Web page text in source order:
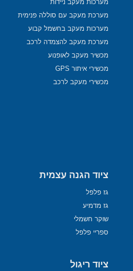
מערכות מעקב ניידות
מערכת מעקב עם סוללה פנימית
מערכות מעקב בחשמל קבוע
מערכת מעקב להצמדה לרכב
מכשיר מעקב לאופנוע
מכשירי איתור GPS
מכשירי מעקב לרכב
ציוד הגנה עצמית
גז פלפל
גז מדמיע
שוקר חשמלי
ספריי פלפל
ציוד ריגול